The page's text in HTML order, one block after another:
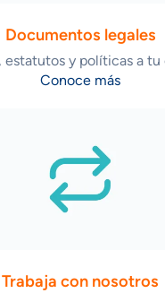
Documentos legales
estatutos y políticas a tu
Conoce más
Trabaja con nosotros